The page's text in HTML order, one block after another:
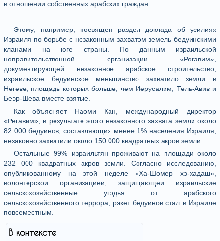
в отношении собственных арабских граждан.
Этому, например, посвящен раздел доклада об усилиях
Израиля по борьбе с незаконным захватом земель бедуинскими
кланами на юге страны. По данным израильской
неправительственной организации «Регавим»,
документирующей незаконное арабское строительство,
израильское бедуинское меньшинство захватило земли в
Негеве, площадь которых больше, чем Иерусалим, Тель-Авив и
Беэр-Шева вместе взятые.
Как объясняет Наоми Кан, международный директор
«Регавим», в результате этого незаконного захвата земли около
82 000 бедуинов, составляющих менее 1% населения Израиля,
незаконно захватили около 150 000 квадратных акров земли.
Остальные 99% израильтян проживают на площади около
232 000 квадратных акров земли. Согласно исследованию,
опубликованному на этой неделе «Ха-Шомер хэ-хадаш»,
волонтерской организацией, защищающей израильские
сельскохозяйственные угодья от арабского
сельскохозяйственного террора, рэкет бедуинов стал в Израиле
повсеместным.
В контексте